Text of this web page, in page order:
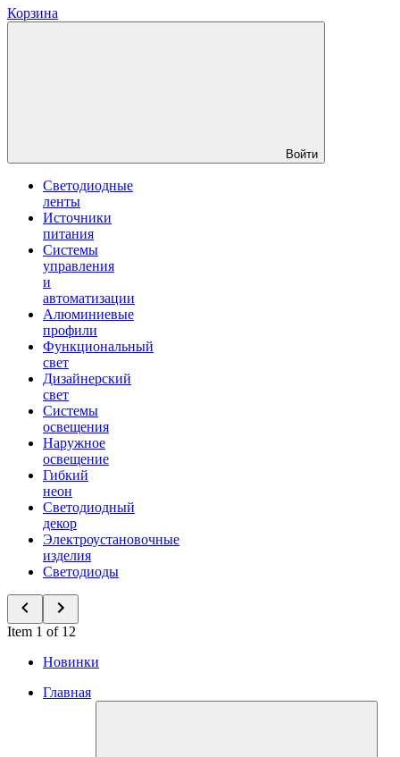
Корзина
Войти
Светодиодные
ленты
Источники
питания
Системы
управления
и
автоматизации
Алюминиевые
профили
Функциональный
свет
Дизайнерский
свет
Системы
освещения
Наружное
освещение
Гибкий
неон
Светодиодный
декор
Электроустановочные
изделия
Светодиоды
Item 1 of 12
Новинки
Главная